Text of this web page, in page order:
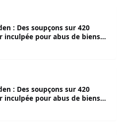
: Des soupçons sur 420
inculpée pour abus de biens
: Des soupçons sur 420
inculpée pour abus de biens